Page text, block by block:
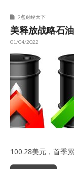
9点财经天下
美释放战略石
01/04/2022
100.28美元，首季